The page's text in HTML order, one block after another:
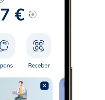
bancárias